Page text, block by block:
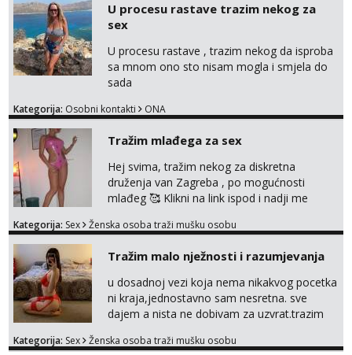
markodalic37@gmail.com
U procesu rastave trazim nekog za
sex
U procesu rastave , trazim nekog da isproba
sa mnom ono sto nisam mogla i smjela do
sada
Kategorija: Osobni kontakti ONA
Tražim mlađega za sex
Hej svima, tražim nekog za diskretna
druženja van Zagreba , po mogućnosti
mlađeg 🥰 Klikni na link ispod i nadji me
Kategorija: Sex Ženska osoba traži mušku osobu
Tražim malo nježnosti i razumjevanja
u dosadnoj vezi koja nema nikakvog pocetka
ni kraja,jednostavno sam nesretna. sve
dajem a nista ne dobivam za uzvrat.trazim
trazim puno samo malo njeznosti i
Kategorija: Sex Ženska osoba traži mušku osobu